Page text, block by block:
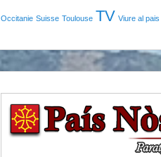
Occitanie Suisse Toulouse TV Viure al pais